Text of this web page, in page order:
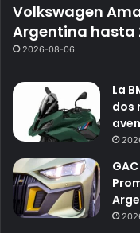
Volkswagen
Argentina hasta
2026-08-06
La
dos